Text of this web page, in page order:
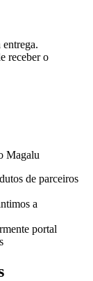
receber o
Magalu
de parceiros
a
portal